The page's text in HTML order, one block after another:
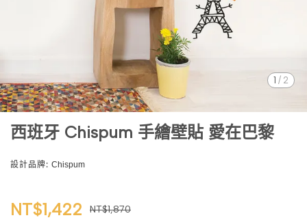
1 / 2
西班牙 Chispum 手繪壁貼 愛在巴黎
設計品牌: Chispum
NT$1,422 NT$1,870